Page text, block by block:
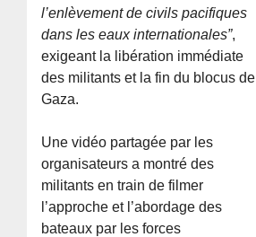
l’enlèvement de civils pacifiques
dans les eaux internationales”,
exigeant la libération immédiate
des militants et la fin du blocus de
Gaza.
Une vidéo partagée par les
organisateurs a montré des
militants en train de filmer
l’approche et l’abordage des
bateaux par les forces